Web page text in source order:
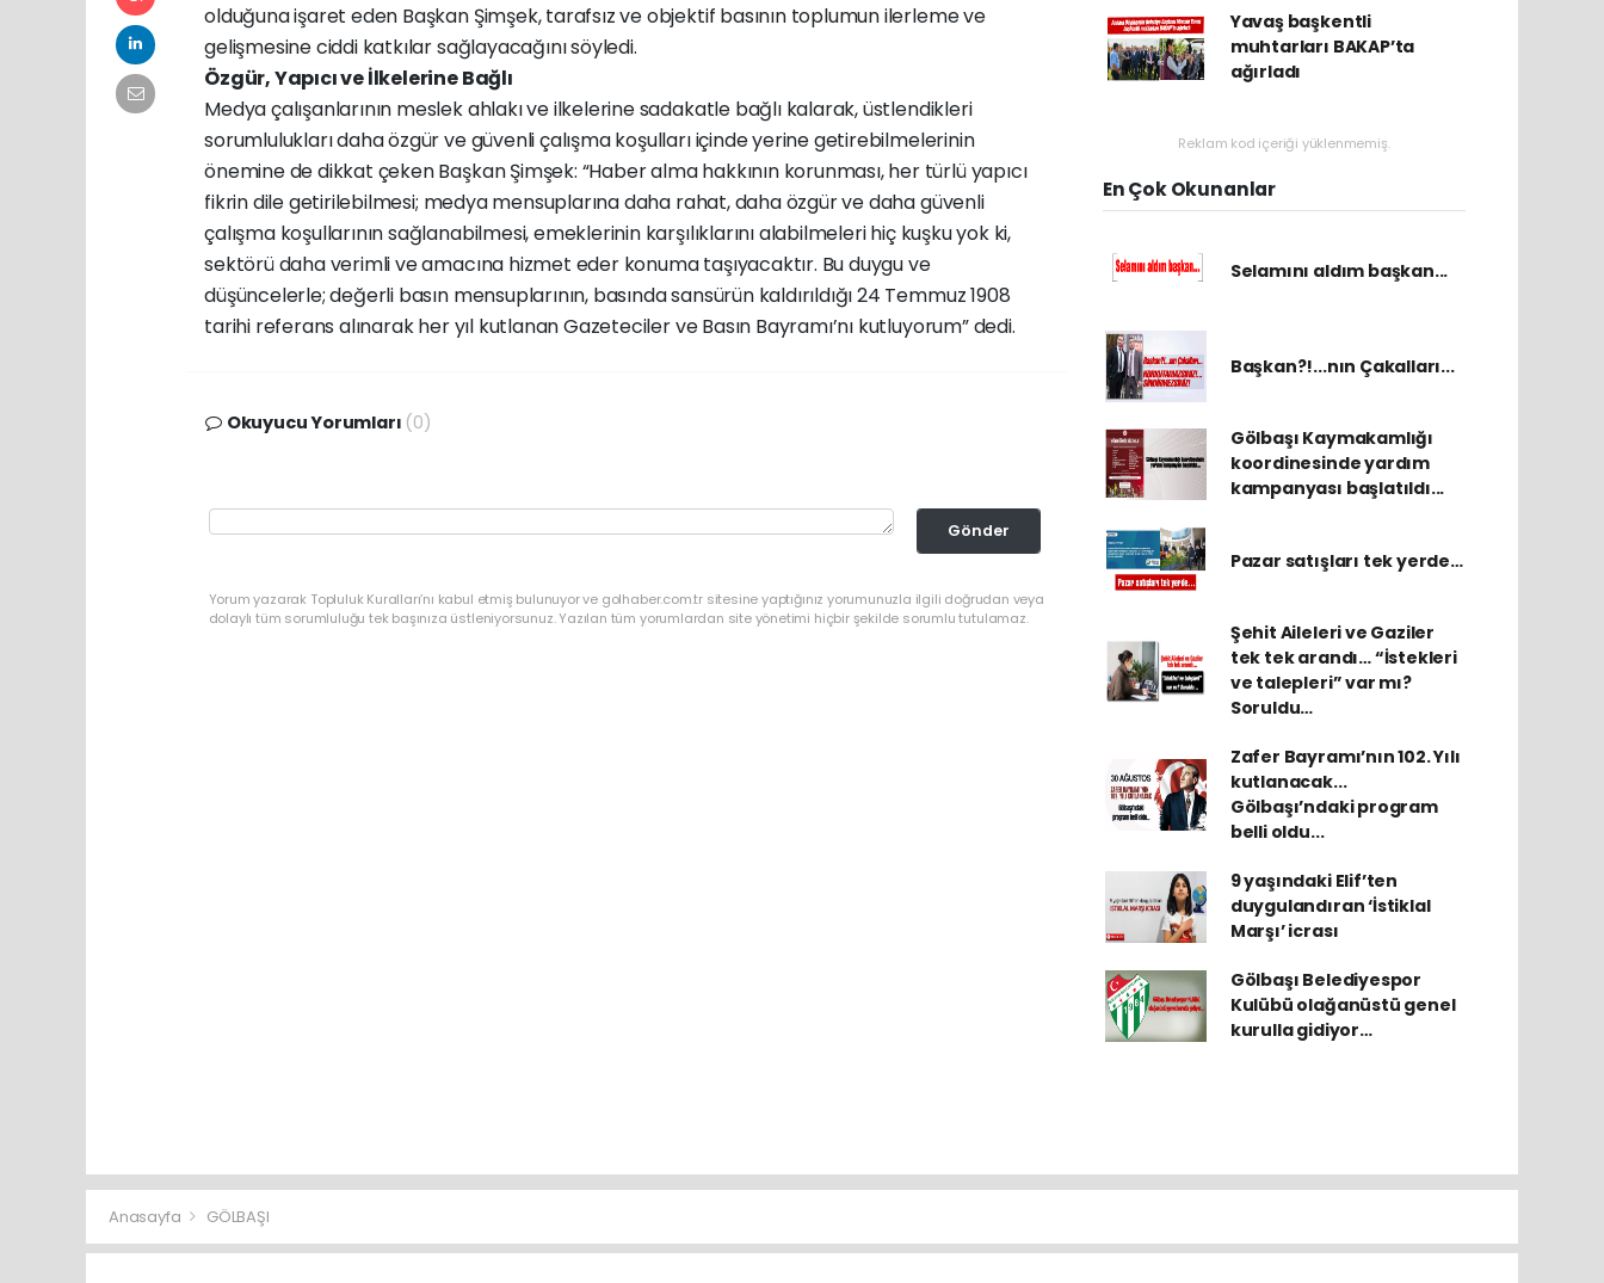
olduğuna işaret eden Başkan Şimşek, tarafsız ve objektif basının toplumun ilerleme ve
gelişmesine ciddi katkılar sağlayacağını söyledi.
Özgür, Yapıcı ve İlkelerine Bağlı
Medya çalışanlarının meslek ahlakı ve ilkelerine sadakatle bağlı kalarak, üstlendikleri
sorumlulukları daha özgür ve güvenli çalışma koşulları içinde yerine getirebilmelerinin
önemine de dikkat çeken Başkan Şimşek: “Haber alma hakkının korunması, her türlü yapıcı
fikrin dile getirilebilmesi; medya mensuplarına daha rahat, daha özgür ve daha güvenli
çalışma koşullarının sağlanabilmesi, emeklerinin karşılıklarını alabilmeleri hiç kuşku yok ki,
sektörü daha verimli ve amacına hizmet eder konuma taşıyacaktır. Bu duygu ve
düşüncelerle; değerli basın mensuplarının, basında sansürün kaldırıldığı 24 Temmuz 1908
tarihi referans alınarak her yıl kutlanan Gazeteciler ve Basın Bayramı’nı kutluyorum” dedi.
Okuyucu Yorumları (0)
Gönder
Yorum yazarak Topluluk Kuralları’nı kabul etmiş bulunuyor ve golhaber.com.tr sitesine yaptığınız yorumunuzla ilgili doğrudan veya
dolaylı tüm sorumluluğu tek başınıza üstleniyorsunuz. Yazılan tüm yorumlardan site yönetimi hiçbir şekilde sorumlu tutulamaz.
Yavaş başkentli
muhtarları BAKAP’ta
ağırladı
Reklam kod içeriği yüklenmemiş.
En Çok Okunanlar
Selamını aldım başkan...
Başkan?!...nın Çakalları...
Gölbaşı Kaymakamlığı
koordinesinde yardım
kampanyası başlatıldı...
Pazar satışları tek yerde…
Şehit Aileleri ve Gaziler
tek tek arandı… “İstekleri
ve talepleri” var mı?
Soruldu…
Zafer Bayramı’nın 102. Yılı
kutlanacak...
Gölbaşı’ndaki program
belli oldu...
9 yaşındaki Elif’ten
duygulandıran ‘İstiklal
Marşı’ icrası
Gölbaşı Belediyespor
Kulübü olağanüstü genel
kurulla gidiyor…
Anasayfa GÖLBAŞI